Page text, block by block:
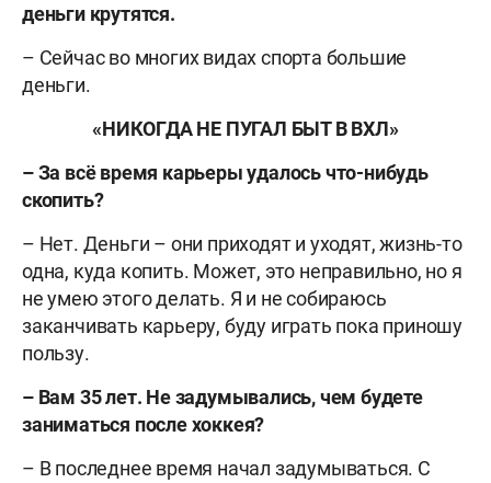
деньги крутятся.
– Сейчас во многих видах спорта большие
деньги.
«НИКОГДА НЕ ПУГАЛ БЫТ В ВХЛ»
– За всё время карьеры удалось что-нибудь
скопить?
– Нет. Деньги – они приходят и уходят, жизнь-то
одна, куда копить. Может, это неправильно, но я
не умею этого делать. Я и не собираюсь
заканчивать карьеру, буду играть пока приношу
пользу.
– Вам 35 лет. Не задумывались, чем будете
заниматься после хоккея?
– В последнее время начал задумываться. С